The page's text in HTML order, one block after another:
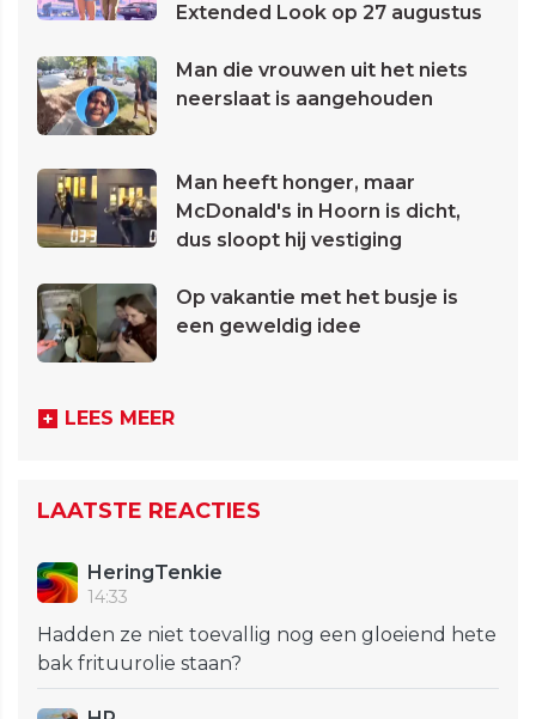
Extended Look op 27 augustus
Man die vrouwen uit het niets
neerslaat is aangehouden
Man heeft honger, maar
McDonald's in Hoorn is dicht,
dus sloopt hij vestiging
Op vakantie met het busje is
een geweldig idee
LEES MEER
LAATSTE REACTIES
HeringTenkie
14:33
Hadden ze niet toevallig nog een gloeiend hete
bak frituurolie staan?